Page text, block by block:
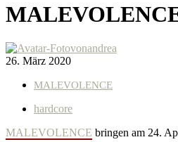
vonandrea
26. März 2020
MALEVOLENCE
hardcore
MALEVOLENCE bringen am 24.